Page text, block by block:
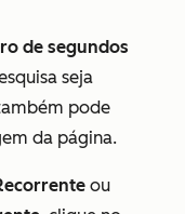
de segundos
seja
pode
da página.
ou